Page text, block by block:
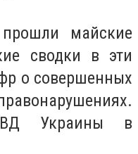
майские
сводки в эти
о совершенных
Украины в